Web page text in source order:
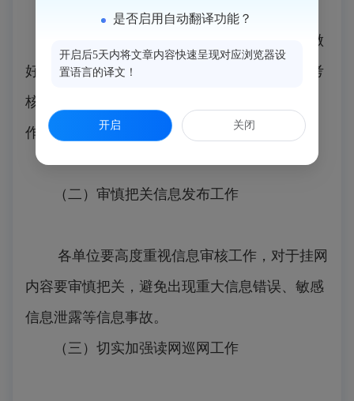
各单位要对照《闽侯县发展和改革局关于做
好闽侯县2025年度政府网站与政务新媒体绩效考
核工作的函》内容，及时做好各栏目的更新工
作，做到信息及时化，确保信息高效便民。
（二）审慎把关信息发布工作
各单位要高度重视信息审核工作，对于挂网
内容要审慎把关，避免出现重大信息错误、敏感
信息泄露等信息事故。
（三）切实加强读网巡网工作
是否启用自动翻译功能？
开启后5天内将文章内容快速呈现对应浏览器设
置语言的译文！
开启 关闭